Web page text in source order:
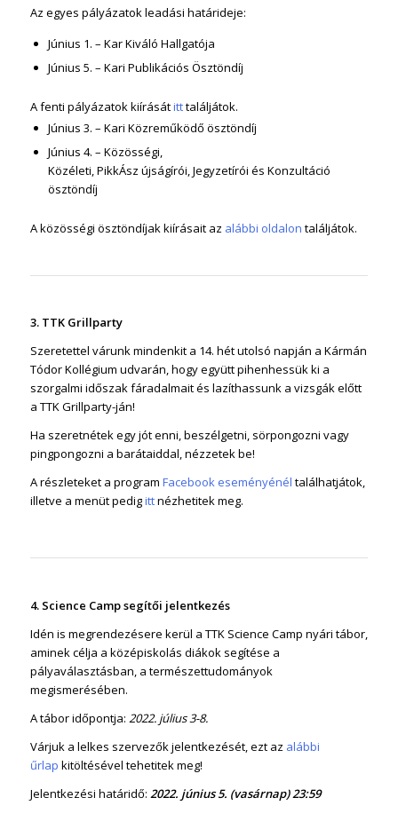
Az egyes pályázatokleadási határideje:
Június 1. – Kar Kiváló Hallgatója
Június 5. – Kari Publikációs Ösztöndíj
A fenti pályázatok kiírásátitttaláljátok.
Június 3. – Kari Közreműködő ösztöndíj
Június 4. – Közösségi,
Közéleti,PikkÁsz újságírói,Jegyzetírói és Konzultáció
ösztöndíj
A közösségi ösztöndíjak kiírásait az alábbi oldalon találjátok.
3. TTKGrillparty
Szeretettel várunk mindenkit a 14. hét utolsó napján a Kármán
Tódor Kollégium udvarán, hogy együttpihenhessükki a
szorgalmi időszak fáradalmait és lazíthassunk a vizsgák előtt
a TTKGrillparty-ján!
Ha szeretnétek egy jót enni, beszélgetni, sörpongozni vagy
pingpongozni a barátaiddal, nézzetek be!
A részleteket a program Facebook eseményénél találhatjátok,
illetve a menüt pedigittnézhetitek meg.
4. Science Camp segítői jelentkezés
Idén is megrendezésere kerül a TTKScience Camp nyári tábor,
aminek célja a középiskolás diákok segítése a
pályaválasztásban, a természettudományok
megismerésében.
A tábor időpontja: 2022. július 3-8.
Várjuk a lelkes szervezők jelentkezését, ezt az alábbi
űrlap kitöltésével tehetitek meg!
Jelentkezési határidő: 2022. június 5. (vasárnap) 23:59